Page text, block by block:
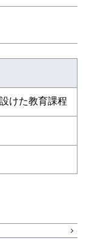
環境・社会
科目
けた教育課程